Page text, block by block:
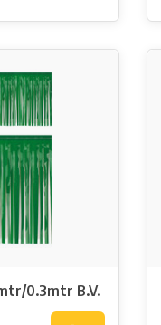
0.3mtr B.V.